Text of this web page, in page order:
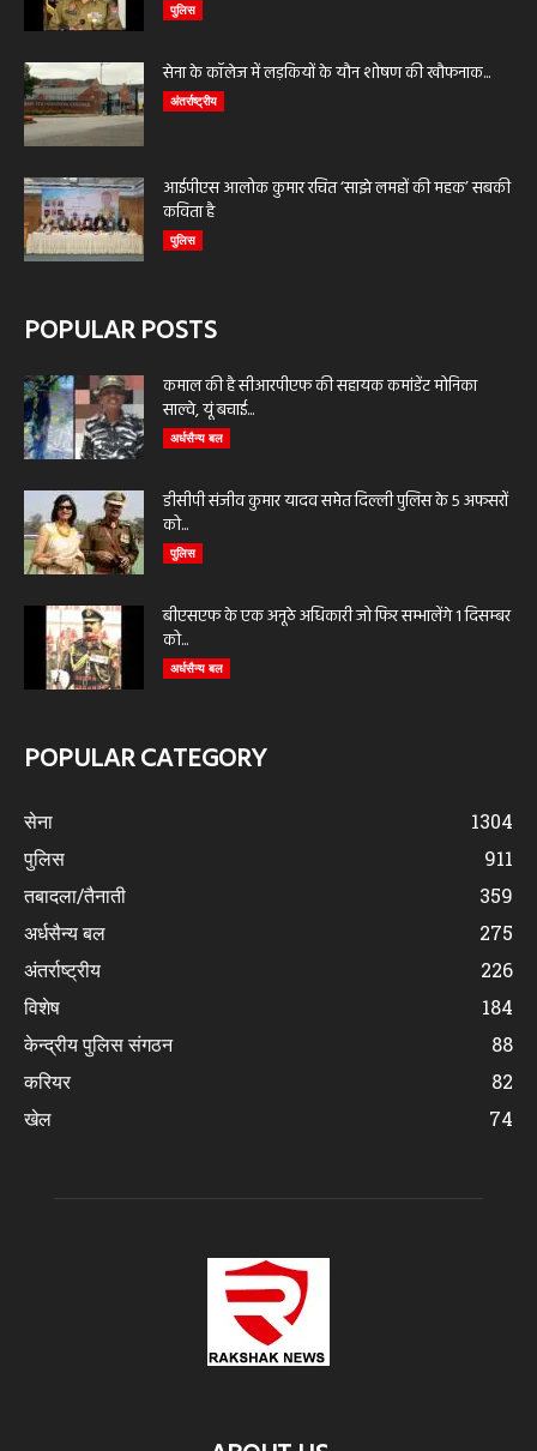
पुलिस
सेना के कॉलेज में लड़कियों के यौन शोषण की खौफनाक...
अंतर्राष्ट्रीय
आईपीएस आलोक कुमार रचित ‘साझे लमहों की महक’ सबकी
कविता है
पुलिस
POPULAR POSTS
कमाल की है सीआरपीएफ की सहायक कमांडेंट मोनिका
साल्वे, यूं बचाई...
अर्धसैन्य बल
डीसीपी संजीव कुमार यादव समेत दिल्ली पुलिस के 5 अफसरों
को...
पुलिस
बीएसएफ के एक अनूठे अधिकारी जो फिर सम्भालेंगे 1 दिसम्बर
को...
अर्धसैन्य बल
POPULAR CATEGORY
सेना
1304
पुलिस
911
तबादला/तैनाती
359
अर्धसैन्य बल
275
अंतर्राष्ट्रीय
226
विशेष
184
केन्द्रीय पुलिस संगठन
88
करियर
82
खेल
74